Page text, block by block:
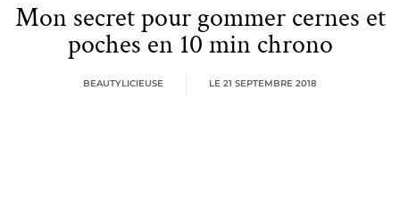
Mon secret pour gommer cernes et
poches en 10 min chrono
BEAUTYLICIEUSE LE 21 SEPTEMBRE 2018